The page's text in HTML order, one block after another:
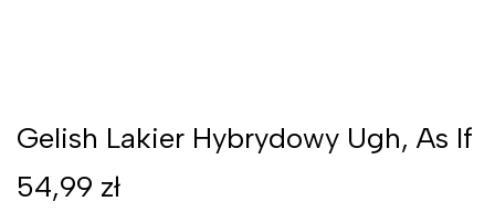
Gelish Lakier Hybrydowy Ugh, As If
54,99 zł